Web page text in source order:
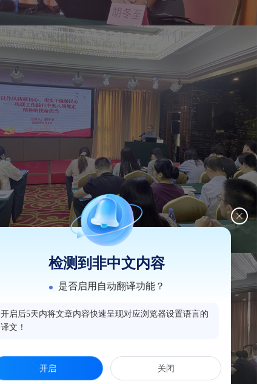
检测到非中文内容
是否启用自动翻译功能？
开启后5天内将文章内容快速呈现对应浏览器设置语言的
译文！
开启 关闭